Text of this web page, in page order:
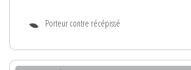
Porteur contre récépissé